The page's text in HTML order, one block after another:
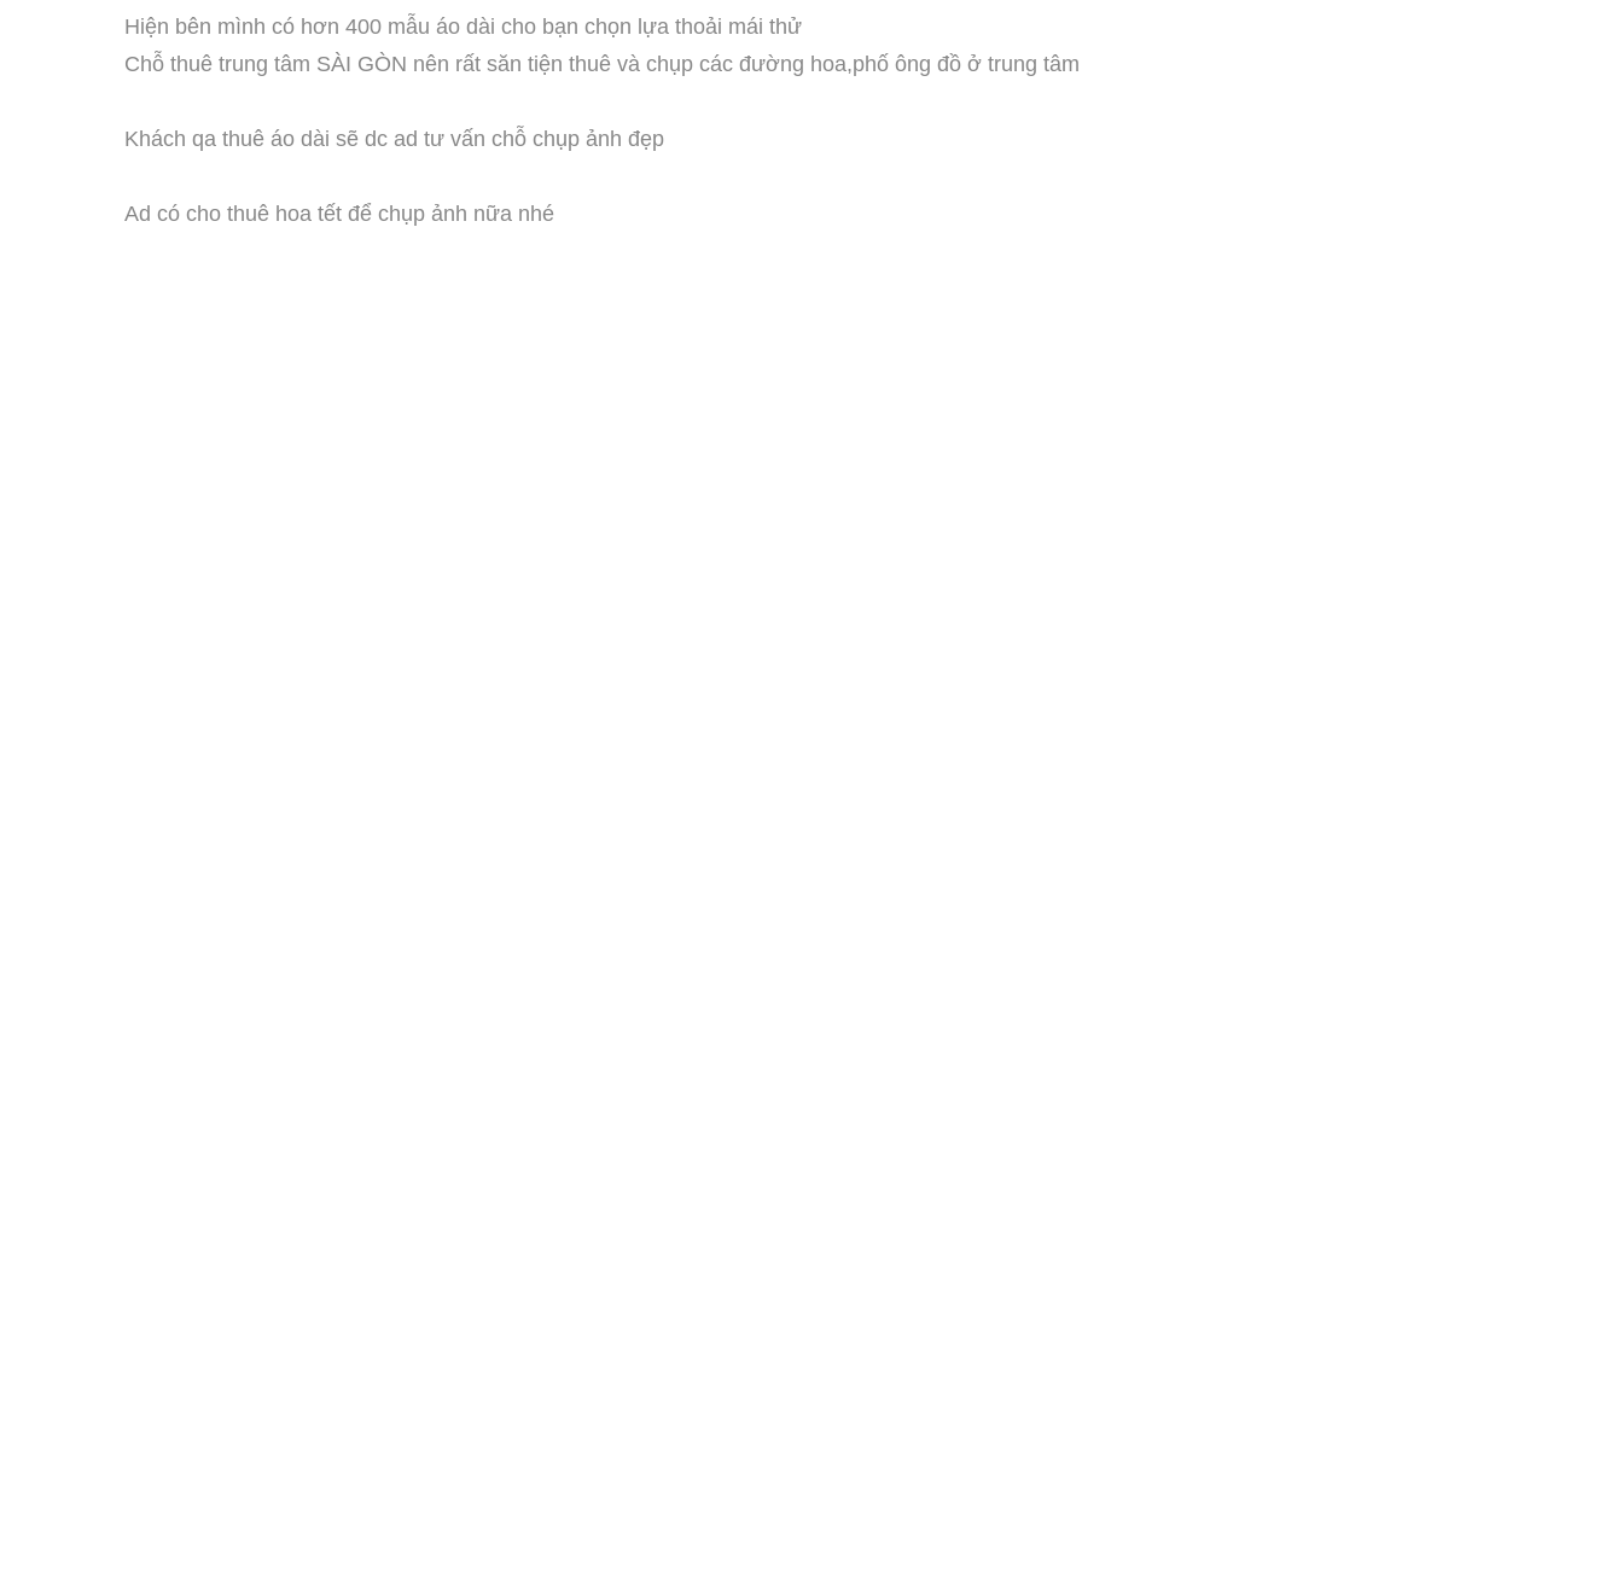
Hiện bên mình có hơn 400 mẫu áo dài cho bạn chọn lựa thoải mái thử
Chỗ thuê trung tâm SÀI GÒN nên rất săn tiện thuê và chụp các đường hoa,phố ông đồ ở trung tâm
Khách qa thuê áo dài sẽ dc ad tư vấn chỗ chụp ảnh đẹp
Ad có cho thuê hoa tết để chụp ảnh nữa nhé